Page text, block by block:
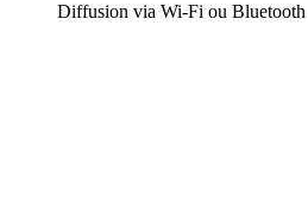
Diffusion via Wi-Fi ou Bluetooth